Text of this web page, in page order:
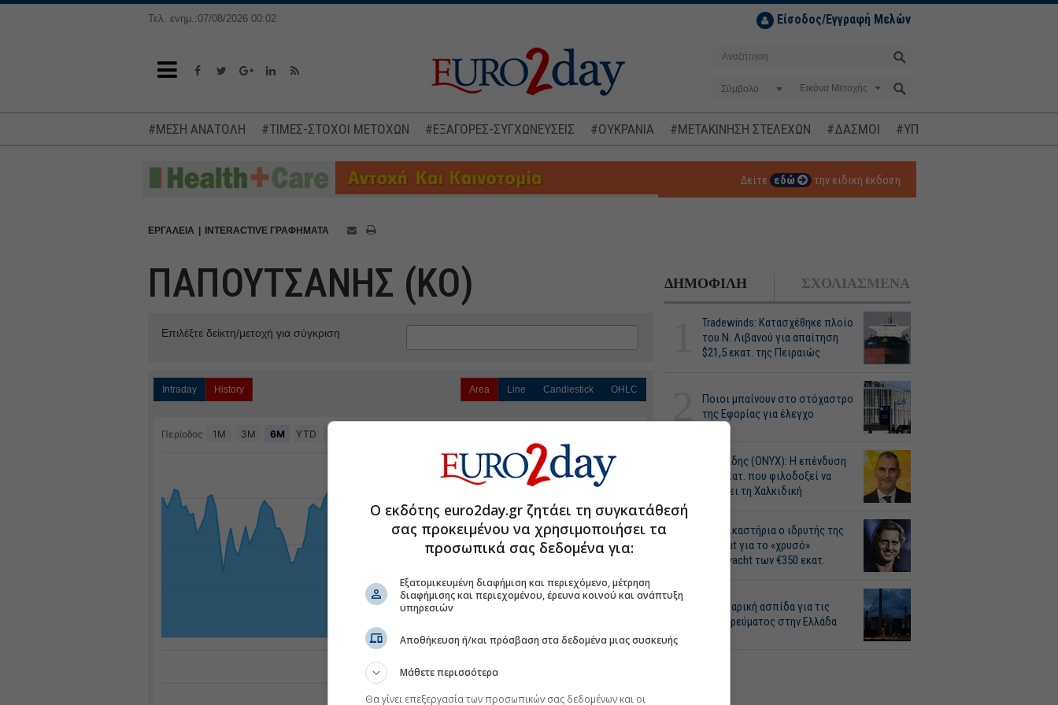
Τελ. ενημ.:07/08/2026 00:02 Είσοδος/Εγγραφή Μελών
Σύμβολο
#ΜΕΣΗ ΑΝΑΤΟΛΗ #ΤΙΜΕΣ-ΣΤΟΧΟΙ ΜΕΤΟΧΩΝ #ΕΞΑΓΟΡΕΣ-ΣΥΓΧΩΝΕΥΣΕΙΣ #ΟΥΚΡΑΝΙΑ #ΜΕΤΑΚΙΝΗΣΗ ΣΤΕΛΕΧΩΝ #ΔΑΣΜΟΙ #ΥΠΟΚΛΟΠΕΣ
Δείτε εδώ την ειδική έκδοση
ΕΡΓΑΛΕΙΑ INTERACTIVE ΓΡΑΦΗΜΑΤΑ
ΠΑΠΟΥΤΣΑΝΗΣ (ΚΟ)
Επιλέξτε δείκτη/μετοχή για σύγκριση
Intraday History Area Line Candlestick OHLC
Κλείσιμο
Περίοδος 1M 3M 6M YTD
3,25
ΔΗΜΟΦΙΛΗ ΣΧΟΛΙΑΣΜΕΝΑ
Tradewinds: Κατασχέθηκε πλοίο
του Ν. Λιβανού για απαίτηση
$21,5 εκατ. της Πειραιώς
Ποιοι μπαίνουν στο στόχαστρο
της Εφορίας για έλεγχο
Ζησιάδης (ONYX): Η επένδυση
388 εκατ. που φιλοδοξεί να
αλλάξει τη Χαλκιδική
Στα δικαστήρια ο ιδρυτής της
Revolut για το «χρυσό»
superyacht των €350 εκατ.
5
Βουλγαρική ασπίδα για τις
τιμές ρεύματος στην Ελλάδα
Ο εκδότης euro2day.gr ζητάει τη συγκατάθεσή
σας προκειμένου να χρησιμοποιήσει τα
προσωπικά σας δεδομένα για:
Εξατομικευμένη διαφήμιση και περιεχόμενο, μέτρηση
διαφήμισης και περιεχομένου, έρευνα κοινού και ανάπτυξη
υπηρεσιών
Αποθήκευση ή/και πρόσβαση στα δεδομένα μιας συσκευής
Μάθετε περισσότερα
Θα γίνει επεξεργασία των προσωπικών σας δεδομένων και οι